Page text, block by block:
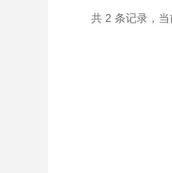
共 2 条记录，